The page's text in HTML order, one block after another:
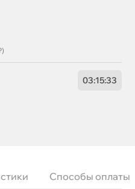
03:15:32
Способы оплаты